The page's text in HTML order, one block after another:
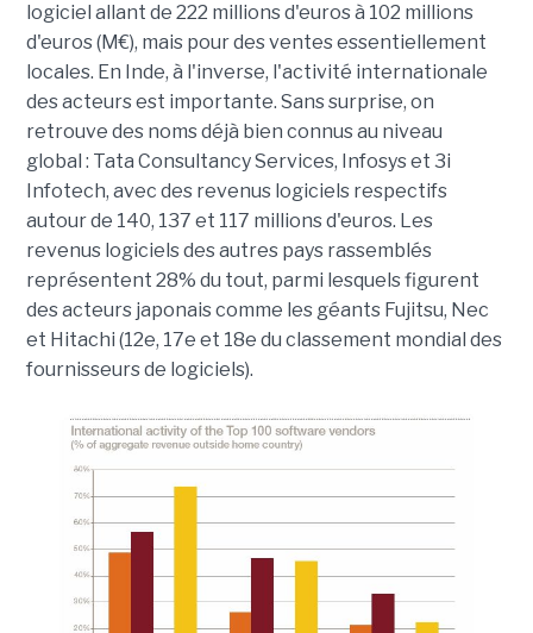
logiciel allant de 222 millions d'euros à 102 millions
d'euros (M€), mais pour des ventes essentiellement
locales. En Inde, à l'inverse, l'activité internationale
des acteurs est importante. Sans surprise, on
retrouve des noms déjà bien connus au niveau
global : Tata Consultancy Services, Infosys et 3i
Infotech, avec des revenus logiciels respectifs
autour de 140, 137 et 117 millions d'euros. Les
revenus logiciels des autres pays rassemblés
représentent 28% du tout, parmi lesquels figurent
des acteurs japonais comme les géants Fujitsu, Nec
et Hitachi (12e, 17e et 18e du classement mondial des
fournisseurs de logiciels).